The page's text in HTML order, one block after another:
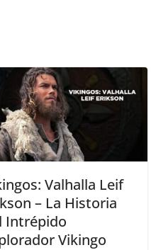
Valhalla Leif
– La Historia
Intrépido
Vikingo